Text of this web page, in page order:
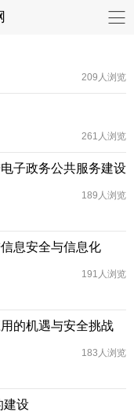
209人浏览
261人浏览
子政务公共服务建设
189人浏览
息安全与信息化
191人浏览
的机遇与安全挑战
183人浏览
建设